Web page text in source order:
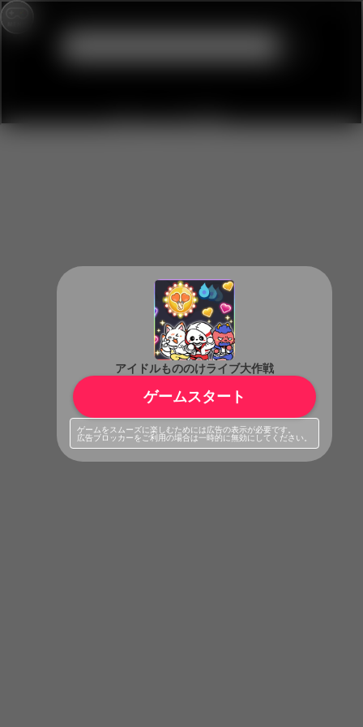
アイドルもののけライブ大作戦
ゲームスタート
ゲームをスムーズに楽しむためには広告の表示が必要です。
広告ブロッカーをご利用の場合は一時的に無効にしてください。